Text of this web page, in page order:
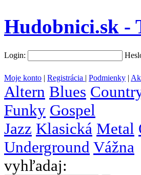
Hudobnici.sk -
Login:
Moje konto | Registrácia | Podmienky |
Altern Blues
Funky Gospel
Jazz Klasická Metal
Underground Vážna
vyhľadaj: